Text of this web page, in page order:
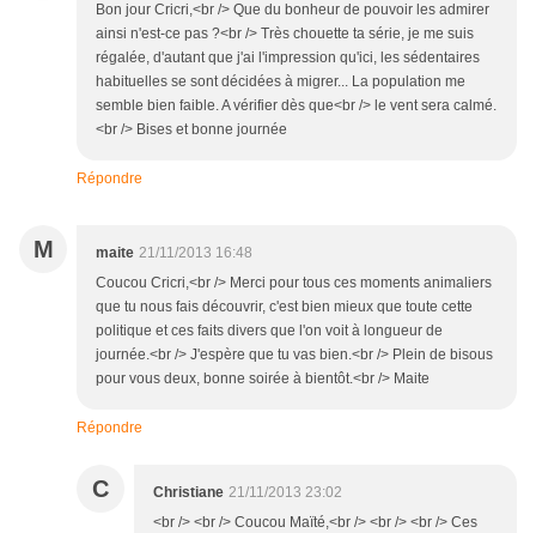
Bon jour Cricri,<br /> Que du bonheur de pouvoir les admirer
ainsi n'est-ce pas ?<br /> Très chouette ta série, je me suis
régalée, d'autant que j'ai l'impression qu'ici, les sédentaires
habituelles se sont décidées à migrer... La population me
semble bien faible. A vérifier dès que<br /> le vent sera calmé.
<br /> Bises et bonne journée
Répondre
M maite 21/11/2013 16:48
Coucou Cricri,<br /> Merci pour tous ces moments animaliers
que tu nous fais découvrir, c'est bien mieux que toute cette
politique et ces faits divers que l'on voit à longueur de
journée.<br /> J'espère que tu vas bien.<br /> Plein de bisous
pour vous deux, bonne soirée à bientôt.<br /> Maite
Répondre
C Christiane 21/11/2013 23:02
<br /> <br /> Coucou Maïté,<br /> <br /> <br /> Ces